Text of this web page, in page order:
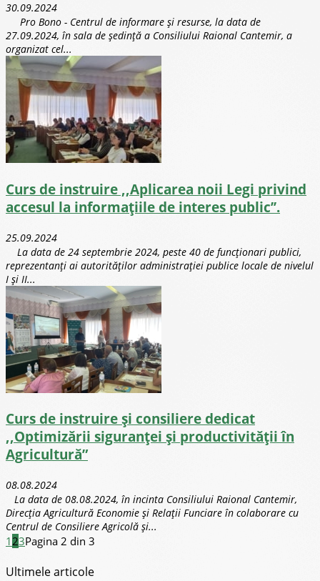
30.09.2024
Pro Bono - Centrul de informare și resurse, la data de
27.09.2024, în sala de ședință a Consiliului Raional Cantemir, a
organizat cel...
Curs de instruire ,,Aplicarea noii Legi privind
accesul la informațiile de interes public’’.
25.09.2024
La data de 24 septembrie 2024, peste 40 de funcționari publici,
reprezentanți ai autorităților administrației publice locale de nivelul
I și II...
Curs de instruire și consiliere dedicat
,,Optimizării siguranței și productivității în
Agricultură”
08.08.2024
La data de 08.08.2024, în incinta Consiliului Raional Cantemir,
Direcția Agricultură Economie și Relații Funciare în colaborare cu
Centrul de Consiliere Agricolă și...
123Pagina 2 din 3
Ultimele articole